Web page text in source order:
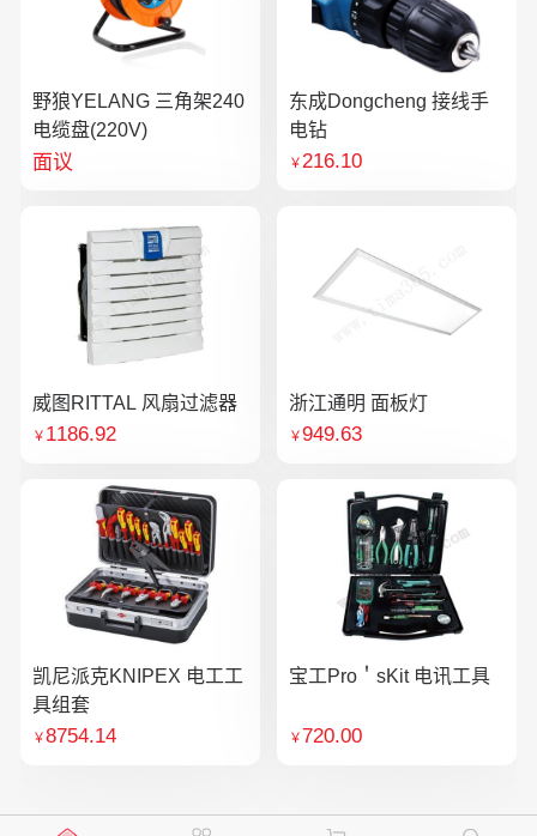
野狼YELANG 三角架240
电缆盘(220V)
面议
东成Dongcheng 接线手
电钻
￥216.10
威图RITTAL 风扇过滤器
￥ 1186.92
浙江通明 面板灯
￥949.63
凯尼派克KNIPEX 电工工
具组套
￥8754.14
宝工Pro＇sKit 电讯工具
￥720.00